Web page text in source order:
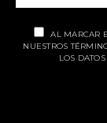
AL MARCAR
NUESTROS
LOS